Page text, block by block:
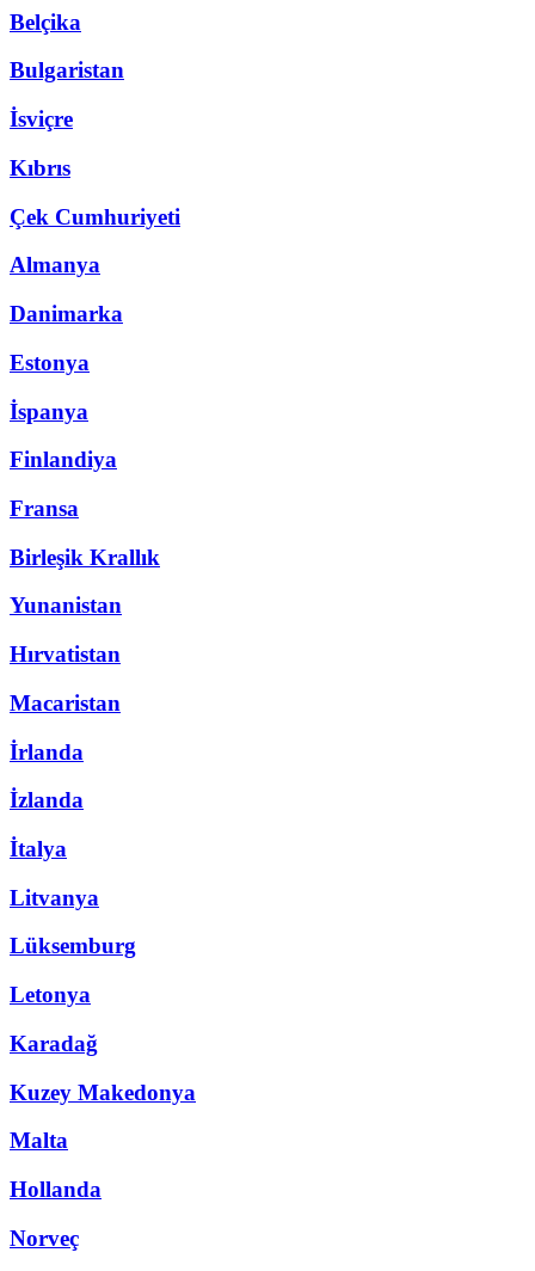
Belçika
Bulgaristan
İsviçre
Kıbrıs
Çek Cumhuriyeti
Almanya
Danimarka
Estonya
İspanya
Finlandiya
Fransa
Birleşik Krallık
Yunanistan
Hırvatistan
Macaristan
İrlanda
İzlanda
İtalya
Litvanya
Lüksemburg
Letonya
Karadağ
Kuzey Makedonya
Malta
Hollanda
Norveç